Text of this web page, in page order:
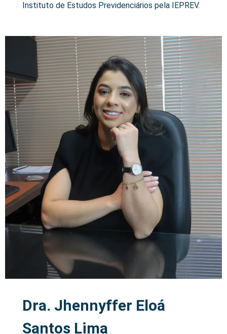
Instituto de Estudos Previdenciários pela IEPREV.
Dra. Jhennyffer Eloá
Santos Lima